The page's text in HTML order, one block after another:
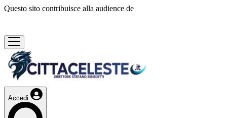
Questo sito contribuisce alla audience de
Accedi